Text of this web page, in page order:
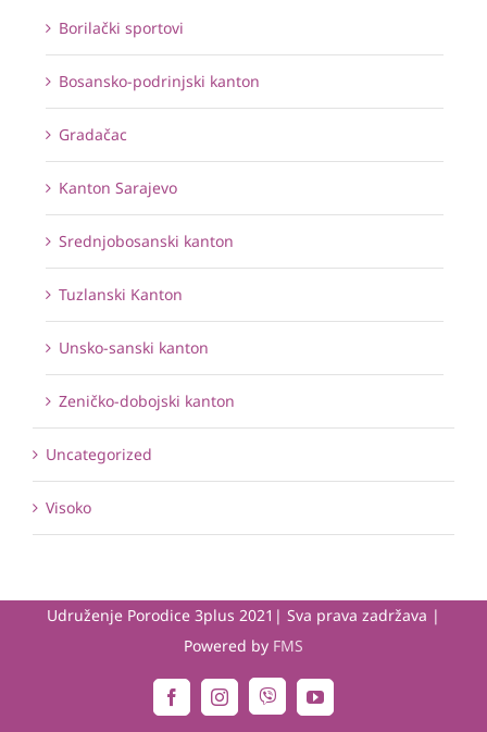
Borilački sportovi
Bosansko-podrinjski kanton
Gradačac
Kanton Sarajevo
Srednjobosanski kanton
Tuzlanski Kanton
Unsko-sanski kanton
Zeničko-dobojski kanton
Uncategorized
Visoko
Udruženje Porodice 3plus 2021| Sva prava zadržava |
Powered by FMS
FacebookInstagramViber YouTube